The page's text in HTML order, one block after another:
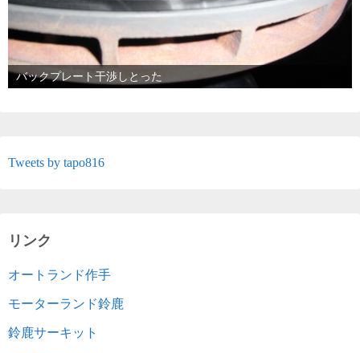
バックプレート干渉しとった
Tweets by tapo816
リンク
オートランド作手
モーターランド鈴鹿
鈴鹿サーキット